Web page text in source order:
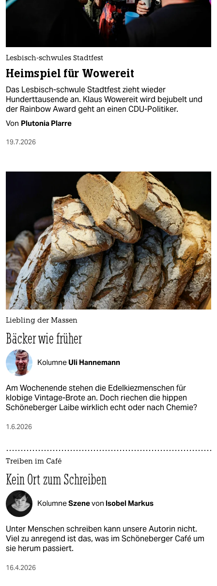
wahrheit
verlag
verlag
veranstaltungen
shop
fragen & hilfe
genossenschaft
epaper login
Lesbisch-schwules Stadtfest
Heimspiel für Wowereit
Das Lesbisch-schwule Stadtfest zieht wieder
Hunderttausende an. Klaus Wowereit wird bejubelt und
der Rainbow Award geht an einen CDU-Politiker.
Von Plutonia Plarre
19.7.2026
Liebling der Massen
Bäcker wie früher
Kolumne Uli Hannemann
Am Wochenende stehen die Edelkiezmenschen für
klobige Vintage-Brote an. Doch riechen die hippen
Schöneberger Laibe wirklich echt oder nach Chemie?
1.6.2026
Treiben im Café
Kein Ort zum Schreiben
KolumneSzenevon Isobel Markus
Unter Menschen schreiben kann unsere Autorin nicht.
Viel zu anregend ist das, was im Schöneberger Café um
sie herum passiert.
16.4.2026